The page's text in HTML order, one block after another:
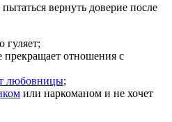
вернуть доверие после
прекращает отношения с
любовницы;
или наркоманом и не хочет